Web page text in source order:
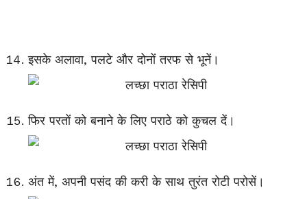
इसके अलावा, पलटे और दोनों तरफ से भूनें।
फिर परतों को बनाने के लिए पराठे को कुचल दें।
अंत में, अपनी पसंद की करी के साथ तुरंत रोटी परोसें।